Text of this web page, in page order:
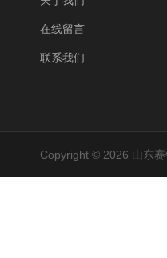
在线留言
联系我们
Copyright © 2026 山东